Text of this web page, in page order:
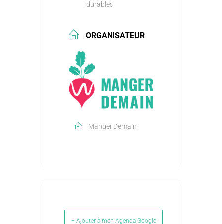
durables
ORGANISATEUR
Manger Demain
+ Ajouter à mon Agenda Google